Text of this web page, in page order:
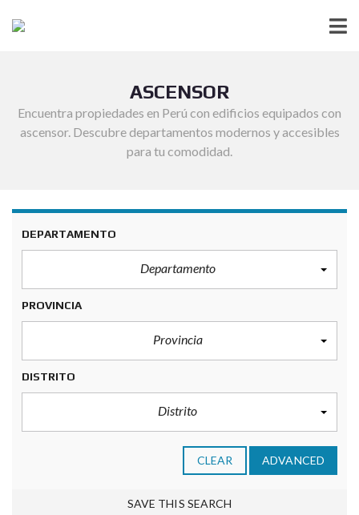
ASCENSOR
Encuentra propiedades en Perú con edificios equipados con
ascensor. Descubre departamentos modernos y accesibles
para tu comodidad.
DEPARTAMENTO
Departamento
PROVINCIA
Provincia
DISTRITO
Distrito
CLEAR ADVANCED
SAVE THIS SEARCH